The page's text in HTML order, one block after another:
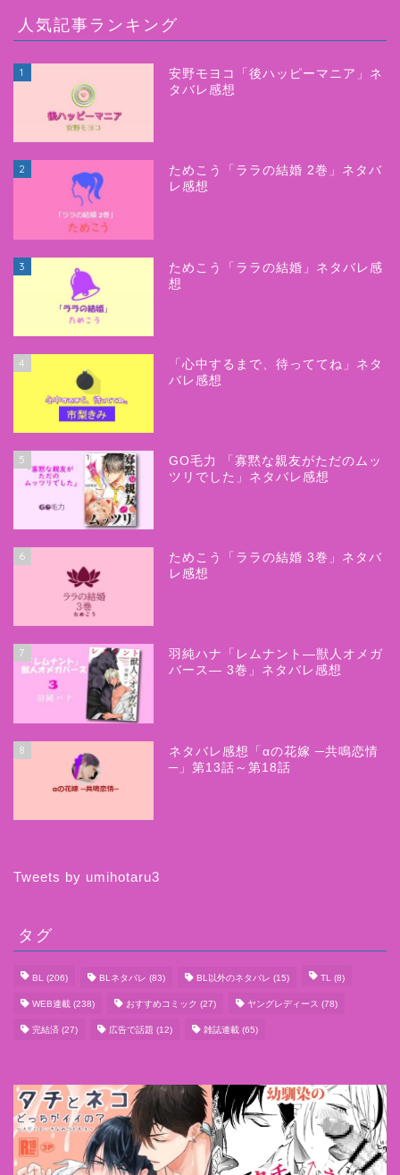
人気記事ランキング
1
安野モヨコ「後ハッピーマニア」ネ
タバレ感想
2
ためこう「ララの結婚 2巻」ネタバ
レ感想
3
ためこう「ララの結婚」ネタバレ感
想
4
「心中するまで、待っててね」ネタ
バレ感想
5
GO毛力 「寡黙な親友がただのムッ
ツリでした」ネタバレ感想
6
ためこう「ララの結婚 3巻」ネタバ
レ感想
7
羽純ハナ「レムナント―獣人オメガ
バース― 3巻」ネタバレ感想
8
ネタバレ感想「αの花嫁 ─共鳴恋情
─」第13話～第18話
Tweets by umihotaru3
タグ
BL (206) BLネタバレ (83) BL以外のネタバレ (15) TL (8)
WEB連載 (238) おすすめコミック (27) ヤングレディース (78)
完結済 (27) 広告で話題 (12) 雑誌連載 (65)